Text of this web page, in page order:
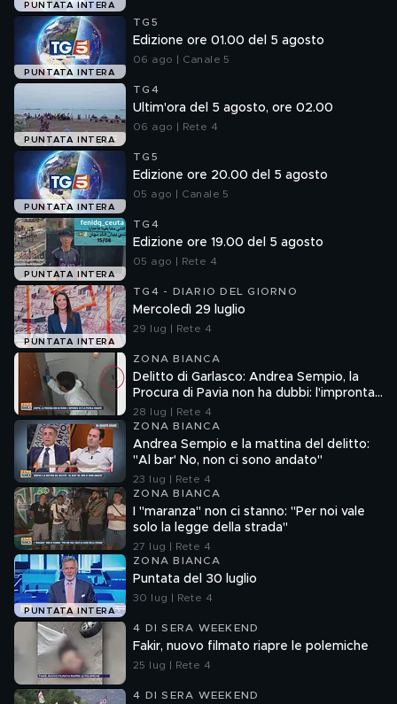
PUNTATA INTERA
PUNTATA INTERA
TG5
Edizione ore 01.00 del 5 agosto
06 ago | Canale 5
PUNTATA INTERA
TG4
Ultim'ora del 5 agosto, ore 02.00
06 ago | Rete 4
PUNTATA INTERA
TG5
Edizione ore 20.00 del 5 agosto
05 ago | Canale 5
PUNTATA INTERA
TG4
Edizione ore 19.00 del 5 agosto
05 ago | Rete 4
PUNTATA INTERA
TG4 - DIARIO DEL GIORNO
Mercoledì 29 luglio
29 lug | Rete 4
ZONA BIANCA
Delitto di Garlasco: Andrea Sempio, la
Procura di Pavia non ha dubbi: l'impronta
33 è la pistola fumante
28 lug | Rete 4
ZONA BIANCA
Andrea Sempio e la mattina del delitto:
"Al bar' No, non ci sono andato"
23 lug | Rete 4
ZONA BIANCA
I "maranza" non ci stanno: "Per noi vale
solo la legge della strada"
27 lug | Rete 4
PUNTATA INTERA
ZONA BIANCA
Puntata del 30 luglio
30 lug | Rete 4
4 DI SERA WEEKEND
Fakir, nuovo filmato riapre le polemiche
25 lug | Rete 4
4 DI SERA WEEKEND